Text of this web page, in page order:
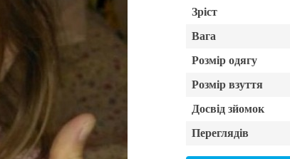
Зріст
Вага
Розмір одягу
Розмір взуття
Досвід зйомок
Переглядів